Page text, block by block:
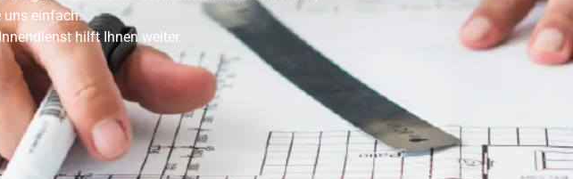
uns einfach.
hilft Ihnen weiter.